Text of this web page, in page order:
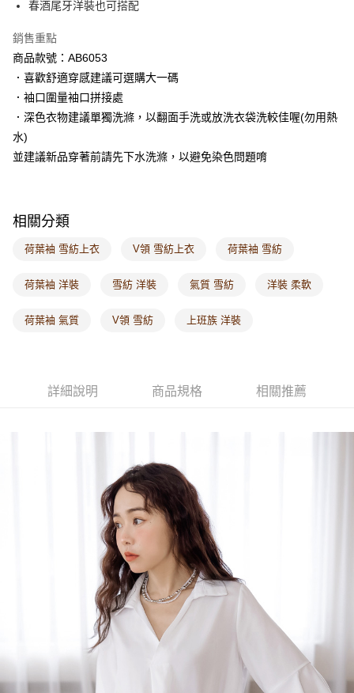
7-11取貨付款
每筆NT$60，滿NT$1,000(含以上)免運費
付款後7-11取貨
每筆NT$60，滿NT$1,000(含以上)免運費
宅配
每筆NT$120，滿NT$1,000(含以上)免運費
付款後門市自取
海外配送-港/澳/新/馬/泰國專屬
海外配送-其他亞洲地區
春酒尾牙洋裝也可搭配
銷售重點
商品款號：AB6053
．喜歡舒適穿感建議可選購大一碼
．袖口圍量袖口拼接處
．深色衣物建議單獨洗滌，以翻面手洗或放洗衣袋洗較佳喔(勿用熱
水)
並建議新品穿著前請先下水洗滌，以避免染色問題唷
相關分類
荷葉袖 雪紡上衣 V領 雪紡上衣 荷葉袖 雪紡
荷葉袖 洋裝 雪紡 洋裝 氣質 雪紡 洋裝 柔軟
荷葉袖 氣質 V領 雪紡 上班族 洋裝
詳細說明 商品規格 相關推薦